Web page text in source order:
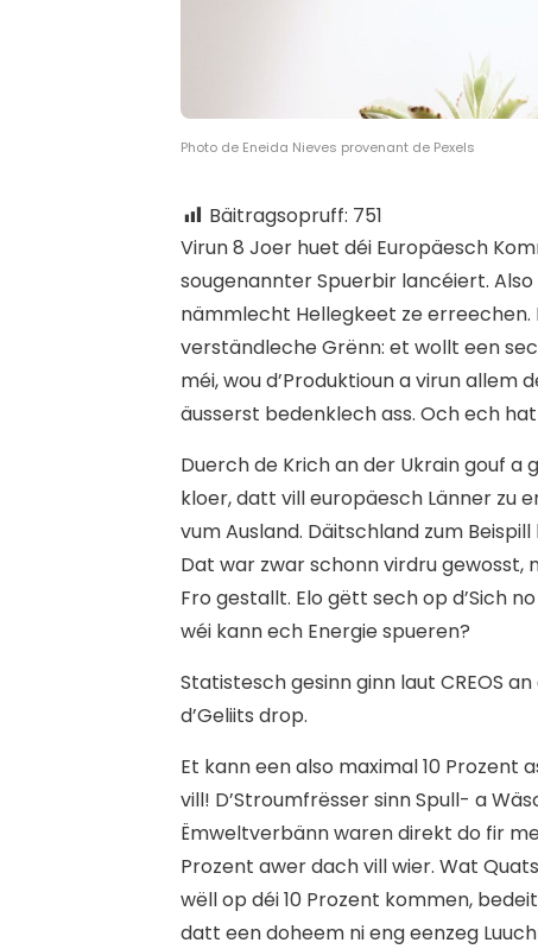
Photo de Eneida Nieves provenant de Pexels
Bäitragsopruff: 751
Virun 8 Joer huet déi Europäesch
sougenannter Spuerbir lancéiert.
nämmlecht Hellegkeet ze erreechen.
verständleche Grënn: et wollt een
méi, wou d’Produktioun a virun allem
äusserst bedenklech ass. Och ech
Duerch de Krich an der Ukrain gouf a
kloer, datt vill europäesch Länner zu
vum Ausland. Däitschland zum
Dat war zwar schonn virdru
Fro gestallt. Elo gëtt sech op d’Sich
wéi kann ech Energie spueren?
Statistesch gesinn ginn laut CREOS
d’Geliits drop.
Et kann een also maximal 10 Prozent
vill! D’Stroumfrësser sinn Spull- a
Ëmweltverbänn waren direkt do fir
Prozent awer dach vill wier. Wat
wëll op déi 10 Prozent kommen,
datt een doheem ni eng eenzeg